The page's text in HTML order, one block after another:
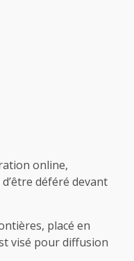
online,
déféré devant
placé en
visé pour diffusion